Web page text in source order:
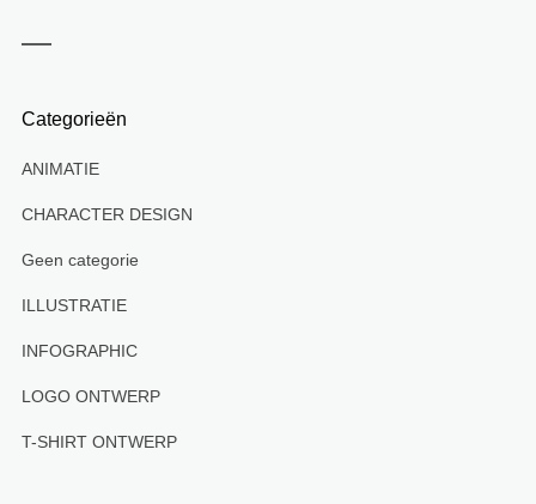
Categorieën
ANIMATIE
CHARACTER DESIGN
Geen categorie
ILLUSTRATIE
INFOGRAPHIC
LOGO ONTWERP
T-SHIRT ONTWERP